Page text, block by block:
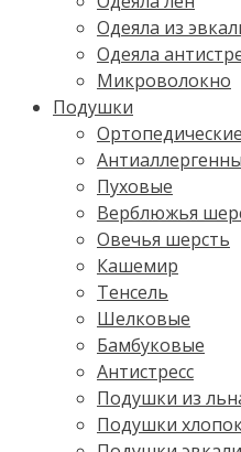
Одеяла из
Одеяла
Микроволокно
Подушки
Ортопедические
Пуховые
Верблюжья
Овечья шерсть
Кашемир
Тенсель
Шелковые
Бамбуковые
Антистресс
Подушки из
Подушки